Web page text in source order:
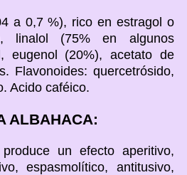
a 0,7 %), rico en estragol o
linalol (75% en algunos
eugenol (20%), acetato de
Flavonoides: quercetrósido,
Acido caféico.
ALBAHACA:
un efecto aperitivo,
espasmolítico, antitusivo,